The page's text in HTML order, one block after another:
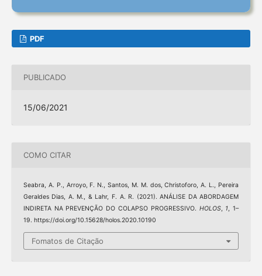
PDF
PUBLICADO
15/06/2021
COMO CITAR
Seabra, A. P., Arroyo, F. N., Santos, M. M. dos, Christoforo, A. L., Pereira
Geraldes Dias, A. M., & Lahr, F. A. R. (2021). ANÁLISE DA ABORDAGEM
INDIRETA NA PREVENÇÃO DO COLAPSO PROGRESSIVO. HOLOS, 1, 1–
19. https://doi.org/10.15628/holos.2020.10190
Fomatos de Citação